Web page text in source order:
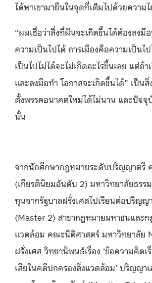
ได้พาเขามายืนในจุดที่เต็มไปด้วยความ
“ผมเชื่อว่าสิ่งที่ฝันจะเกิดขึ้นได้ต้องลงมื
ความเป็นไปได้ การเมืองคือความเป็นไ
เป็นไปไม่ได้จะไม่เกิดอะไรขึ้นเลย แต่ถ้า
และลงมือทำ โอกาสจะเกิดขึ้นได้” เป็น
ตั้งพรรคอนาคตใหม่ได้ไม่นาน และปัจจุ
นั้น
จากนักศึกษากฎหมายระดับปริญญาตรี
(เกียรตินิยมอันดับ 2) มหาวิทยาลัยธรรม
ทุนจากรัฐบาลฝรั่งเศสไปเรียนต่อปริญญ
(Master 2) สาขากฎหมายมหาชนและ
แวดล้อม คณะนิติศาสตร์ มหาวิทยาลัย
ฝรั่งเศส วิทยานิพนธ์เรื่อง ‘ข้อความคิด
เสียในคดีปกครองสิ่งแวดล้อม’ ปริญญา